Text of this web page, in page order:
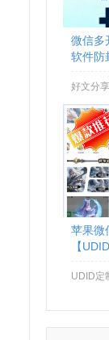
微信多
软件防
好文分享
苹果微
【
UDID定